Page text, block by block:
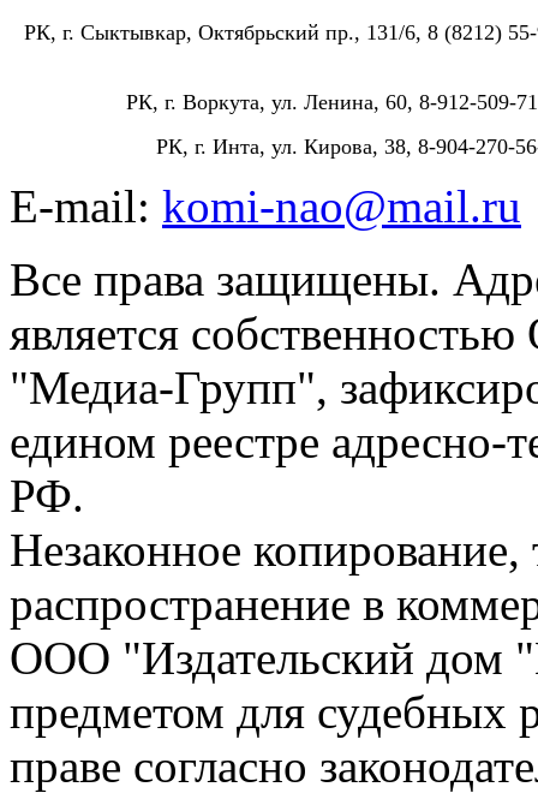
РК, г. Сыктывкар, Октябрьский пр., 131/6, 8 (8212)
РК, г. Воркута, ул. Ленина, 60, 8-912-509-
РК, г. Инта, ул. Кирова, 38, 8-904-270-
E-mail: komi-nao@mail.ru
Все права защищены.
является
"Медиа-Групп",
едином реестре адресно-
РФ.
Незаконное
распространение в
ООО "Издательский дом
предметом для судебных
праве согласно